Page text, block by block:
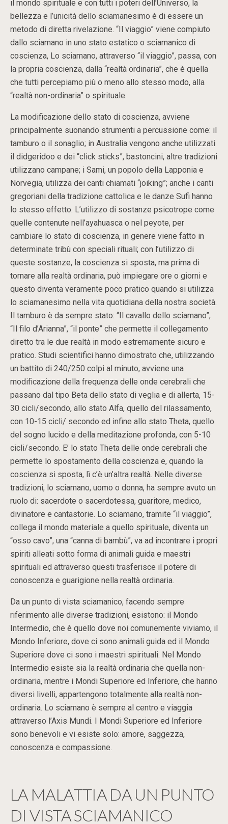
il mondo spirituale e con tutti i poteri dell’Universo, la
bellezza e l’unicità dello sciamanesimo è di essere un
metodo di diretta rivelazione. “Il viaggio” viene compiuto
dallo sciamano in uno stato estatico o sciamanico di
coscienza, Lo sciamano, attraverso “il viaggio”, passa, con
la propria coscienza, dalla “realtà ordinaria”, che è quella
che tutti percepiamo più o meno allo stesso modo, alla
“realtà non-ordinaria” o spirituale.
La modificazione dello stato di coscienza, avviene
principalmente suonando strumenti a percussione come: il
tamburo o il sonaglio; in Australia vengono anche utilizzati
il didgeridoo e dei “click sticks”, bastoncini, altre tradizioni
utilizzano campane; i Sami, un popolo della Lapponia e
Norvegia, utilizza dei canti chiamati “joiking”; anche i canti
gregoriani della tradizione cattolica e le danze Sufi hanno
lo stesso effetto. L’utilizzo di sostanze psicotrope come
quelle contenute nell’ayahuasca o nel peyote, per
cambiare lo stato di coscienza, in genere viene fatto in
determinate tribù con speciali rituali; con l’utilizzo di
queste sostanze, la coscienza si sposta, ma prima di
tornare alla realtà ordinaria, può impiegare ore o giorni e
questo diventa veramente poco pratico quando si utilizza
lo sciamanesimo nella vita quotidiana della nostra società.
Il tamburo è da sempre stato: “Il cavallo dello sciamano”,
“Il filo d’Arianna”, “il ponte” che permette il collegamento
diretto tra le due realtà in modo estremamente sicuro e
pratico. Studi scientifici hanno dimostrato che, utilizzando
un battito di 240/250 colpi al minuto, avviene una
modificazione della frequenza delle onde cerebrali che
passano dal tipo Beta dello stato di veglia e di allerta, 15-
30 cicli/secondo, allo stato Alfa, quello del rilassamento,
con 10-15 cicli/ secondo ed infine allo stato Theta, quello
del sogno lucido e della meditazione profonda, con 5-10
cicli/secondo. E’ lo stato Theta delle onde cerebrali che
permette lo spostamento della coscienza e, quando la
coscienza si sposta, lì c’è un’altra realtà. Nelle diverse
tradizioni, lo sciamano, uomo o donna, ha sempre avuto un
ruolo di: sacerdote o sacerdotessa, guaritore, medico,
divinatore e cantastorie. Lo sciamano, tramite “il viaggio”,
collega il mondo materiale a quello spirituale, diventa un
“osso cavo”, una “canna di bambù”, va ad incontrare i propri
spiriti alleati sotto forma di animali guida e maestri
spirituali ed attraverso questi trasferisce il potere di
conoscenza e guarigione nella realtà ordinaria.
Da un punto di vista sciamanico, facendo sempre
riferimento alle diverse tradizioni, esistono: il Mondo
Intermedio, che è quello dove noi comunemente viviamo, il
Mondo Inferiore, dove ci sono animali guida ed il Mondo
Superiore dove ci sono i maestri spirituali. Nel Mondo
Intermedio esiste sia la realtà ordinaria che quella non-
ordinaria, mentre i Mondi Superiore ed Inferiore, che hanno
diversi livelli, appartengono totalmente alla realtà non-
ordinaria. Lo sciamano è sempre al centro e viaggia
attraverso l’Axis Mundi. I Mondi Superiore ed Inferiore
sono benevoli e vi esiste solo: amore, saggezza,
conoscenza e compassione.
LA MALATTIA DA UN PUNTO
DI VISTA SCIAMANICO